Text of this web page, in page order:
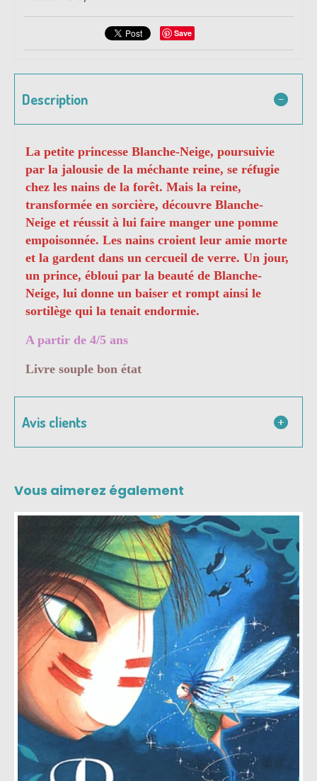
Save
Description
La petite princesse Blanche-Neige, poursuivie
par la jalousie de la méchante reine, se réfugie
chez les nains de la forêt. Mais la reine,
transformée en sorcière, découvre Blanche-
Neige et réussit à lui faire manger une pomme
empoisonnée. Les nains croient leur amie morte
et la gardent dans un cercueil de verre. Un jour,
un prince, ébloui par la beauté de Blanche-
Neige, lui donne un baiser et rompt ainsi le
sortilège qui la tenait endormie.
A partir de 4/5 ans
Livre souple bon état
Avis clients
Vous aimerez également